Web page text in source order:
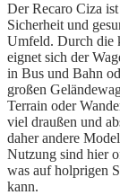
Der Recaro Ciza
Sicherheit und
Umfeld. Durch die
eignet sich der
in Bus und Bahn
großen
Terrain oder
viel draußen und
daher andere
Nutzung sind hier
was auf holprigen
kann.